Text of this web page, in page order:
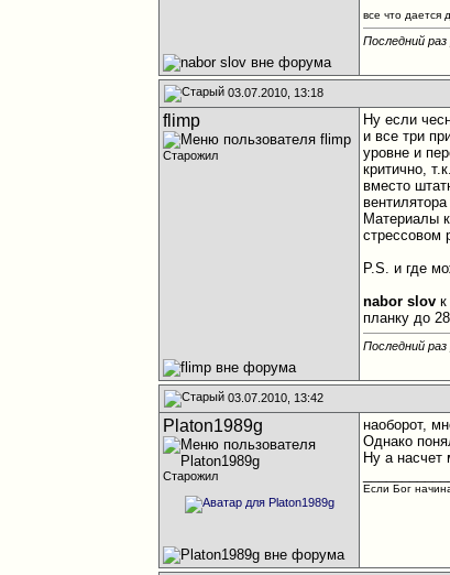
все что дается
Последний
03.07.2010, 13:18
flimp
Старожил
Ну если
и все три
уровне и
критично,
вместо
Материалы
стрессовом
P.S. и где
nabor slov
планку до
Последний
03.07.2010, 13:42
Platon1989g
Старожил
наоборот,
Однако
Ну а насчет
Если Бог